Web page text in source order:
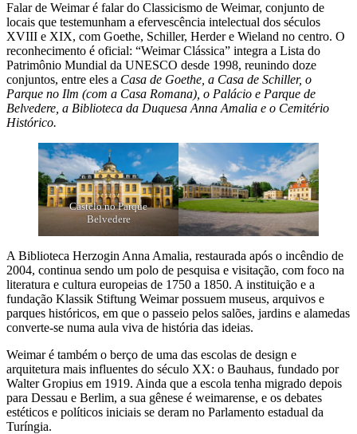
Falar de Weimar é falar do Classicismo de Weimar, conjunto de
locais que testemunham a efervescência intelectual dos séculos
XVIII e XIX, com Goethe, Schiller, Herder e Wieland no centro. O
reconhecimento é oficial: “Weimar Clássica” integra a Lista do
Patrimônio Mundial da UNESCO desde 1998, reunindo doze
conjuntos, entre eles a Casa de Goethe, a Casa de Schiller, o
Parque no Ilm (com a Casa Romana), o Palácio e Parque de
Belvedere, a Biblioteca da Duquesa Anna Amalia e o Cemitério
Histórico.
Castelo no Parque
Belvedere
A Biblioteca Herzogin Anna Amalia, restaurada após o incêndio de
2004, continua sendo um polo de pesquisa e visitação, com foco na
literatura e cultura europeias de 1750 a 1850. A instituição e a
fundação Klassik Stiftung Weimar possuem museus, arquivos e
parques históricos, em que o passeio pelos salões, jardins e alamedas
converte-se numa aula viva de história das ideias.
Weimar é também o berço de uma das escolas de design e
arquitetura mais influentes do século XX: o Bauhaus, fundado por
Walter Gropius em 1919. Ainda que a escola tenha migrado depois
para Dessau e Berlim, a sua gênese é weimarense, e os debates
estéticos e políticos iniciais se deram no Parlamento estadual da
Turíngia.